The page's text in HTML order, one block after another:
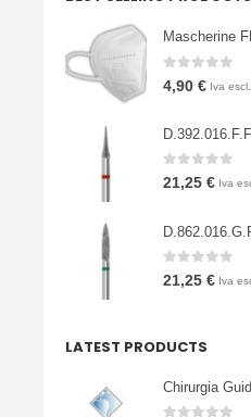
Mascherine
0 Su 5
4,90 € Iva escl.
0Su 5
21,25 € Iva
0Su 5
21,25 € Iva
LATEST PRODUCTS